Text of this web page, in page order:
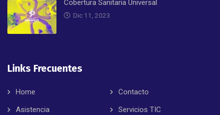
Cobertura Sanitaria Universal
Dic 11, 2023
Links Frecuentes
Home
Contacto
Asistencia
Servicios TIC